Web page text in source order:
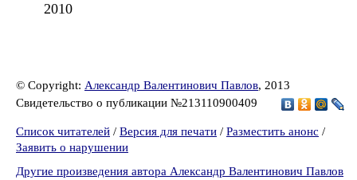
2010
© Copyright: Александр Валентинович Павлов, 2013
Свидетельство о публикации №213110900409
Список читателей / Версия для печати / Разместить анонс /
Заявить о нарушении
Другие произведения автора Александр Валентинович Павлов